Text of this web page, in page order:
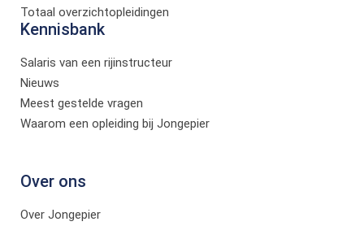
Totaal overzichtopleidingen
Kennisbank
Salaris van een rijinstructeur
Nieuws
Meest gestelde vragen
Waarom een opleiding bij Jongepier
Over ons
Over Jongepier